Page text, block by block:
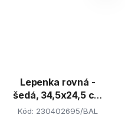
Lepenka rovná -
šedá, 34,5x24,5 cm
(E-Welle)
Kód: 230402695/BAL